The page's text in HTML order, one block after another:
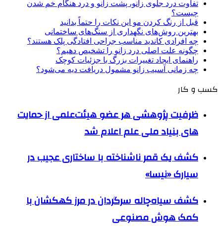
تفاوت درد جلوی زانو، پشت زانو و درد هنگام خم شدن
چیست؟
قبل از رنگ کردن مو این نکات را حتماً بدانید
بهترین روش‌های نگهداری از سنگ‌های ساختمانی
چه افرادی کاندید مناسب جراحی افتادگی پلک هستند؟
چگونه علت اصلی درد زانو را تشخیص دهیم؟
راهنمای ایجاد تغییرات بزرگ با جزئیات کوچک
چه زمانی آسیب زانو مشمول دریافت دیه می‌شود؟
کسب و کار
ظرفیت پژوهشی هر عضو هیئت‌علمی از حمایت
های بنیاد ملی علم اعلام شد
کشف یک قمر ناشناخته با ساختاری عجیب در
سیارک «نیسا»
کشف سیاه‌چاله سرگردان در مرز کهکشان با
کمک هوش مصنوعی